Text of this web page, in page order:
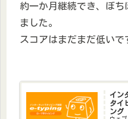
約一か月継続でき、ぼ
ました。
スコアはまだまだ低い
イン
タイ
ング